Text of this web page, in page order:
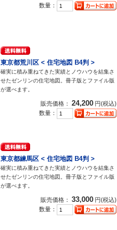
数量：
東京都荒川区 < 住宅地図 B4判 >
確実に積み重ねてきた実績とノウハウを結集さ
せたゼンリンの住宅地図。冊子版とファイル版
が選べます。
販売価格： 24,200 円(税込)
数量：
東京都練馬区 < 住宅地図 B4判 >
確実に積み重ねてきた実績とノウハウを結集さ
せたゼンリンの住宅地図。冊子版とファイル版
が選べます。
販売価格： 33,000 円(税込)
数量：